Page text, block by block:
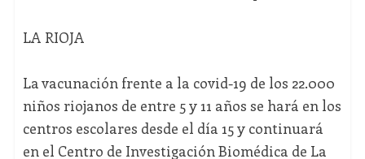
LA RIOJA
La vacunación frente a la covid-19 de los 22.000
niños riojanos de entre 5 y 11 años se hará en los
centros escolares desde el día 15 y continuará
en el Centro de Investigación Biomédica de La